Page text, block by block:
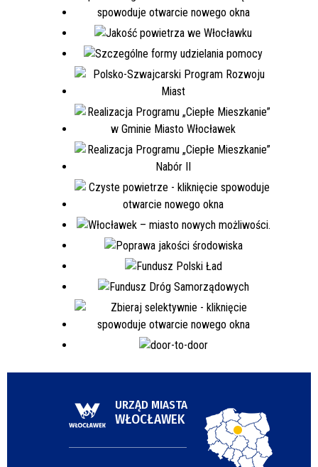
URZĄD MIASTA
WŁOCŁAWEK